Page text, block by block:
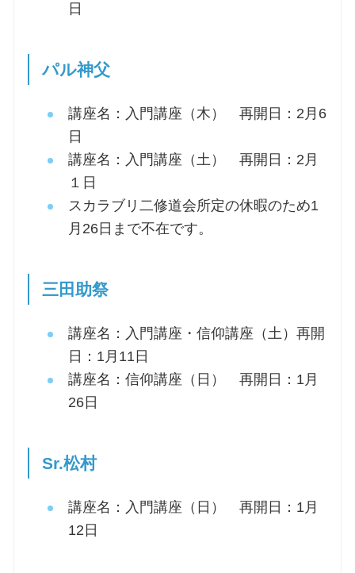
日
パル神父
講座名：入門講座（木） 再開日：2月6
日
講座名：入門講座（土） 再開日：2月
１日
スカラブリ二修道会所定の休暇のため1
月26日まで不在です。
三田助祭
講座名：入門講座・信仰講座（土）再開
日：1月11日
講座名：信仰講座（日） 再開日：1月
26日
Sr.松村
講座名：入門講座（日） 再開日：1月
12日